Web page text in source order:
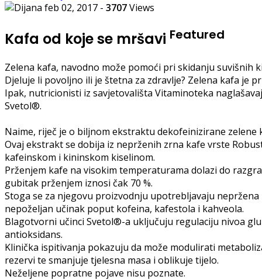
feb 02, 2017 - 3707Views
Kafa od koje se mršavi Featured
Zelena kafa, navodno može pomoći pri skidanju suvišnih
Djeluje li povoljno ili je štetna za zdravlje? Zelena kafa je
Ipak, nutricionisti iz savjetovališta Vitaminoteka
Svetol®.
Naime, riječ je o biljnom ekstraktu dekofeinizirane
Ovaj ekstrakt se dobija iz neprženih zrna kafe vrste
kafeinskom i kininskom kiselinom.
Prženjem kafe na visokim temperaturama dolazi do
gubitak prženjem iznosi čak 70 %.
Stoga se za njegovu proizvodnju upotrebljavaju
nepoželjan učinak poput kofeina, kafestola i kahveola.
Blagotvorni učinci Svetol®-a uključuju regulaciju nivoa
antioksidans.
Klinička ispitivanja pokazuju da može modulirati
rezervi te smanjuje tjelesna masa i oblikuje tijelo.
Neželjene popratne pojave nisu poznate.